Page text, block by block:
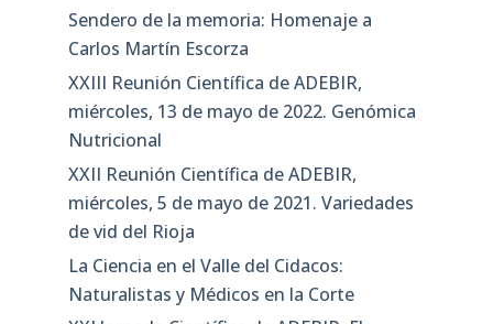
Sendero de la memoria: Homenaje a
Carlos Martín Escorza
XXIII Reunión Científica de ADEBIR,
miércoles, 13 de mayo de 2022. Genómica
Nutricional
XXII Reunión Científica de ADEBIR,
miércoles, 5 de mayo de 2021. Variedades
de vid del Rioja
La Ciencia en el Valle del Cidacos:
Naturalistas y Médicos en la Corte